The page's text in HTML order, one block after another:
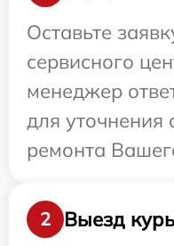
Оставьте
сервисного
менеджер
для уточнения
ремонта
2 Выезд